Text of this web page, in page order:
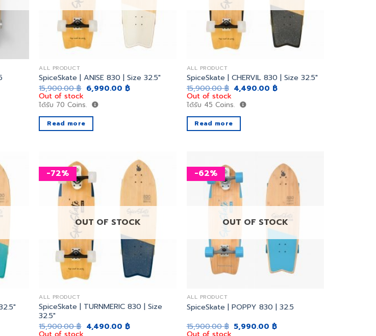
ALL PRODUCT
SpiceSkate | ANISE 830 | Size 32.5″
15,900.00฿ Original
price
was:
15,900.00 ฿.
6,990.00 ฿Current
price
Out of stock
ได้รับ 70 Coins.
Read more
ALL PRODUCT
SpiceSkate | CHERVIL 830 | Size 32.5″
15,900.00฿ Original
price
was:
15,900.00 ฿.
4,490.00 ฿Current
price
Out of stock
ได้รับ 45 Coins.
Read more
เพิ่ม
สิ่งที่
-72%
สิ่งที่
OUT OF STOCK
ALL PRODUCT
SpiceSkate | TURNMERIC 830 | Size
32.5″
15,900.00฿ Original
price
4,490.00 ฿Current
price
-62%
OUT OF STOCK
ALL PRODUCT
SpiceSkate | POPPY 830 | 32.5
15,900.00฿ Original
price
5,990.00 ฿Current
price